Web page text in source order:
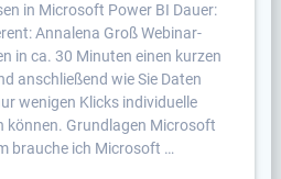
in Microsoft Power BI Dauer:
Annalena Groß Webinar-
in ca. 30 Minuten einen kurzen
anschließend wie Sie Daten
wenigen Klicks individuelle
können. Grundlagen Microsoft
brauche ich Microsoft …